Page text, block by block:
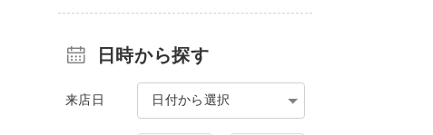
日時から探す
来店日 日付から選択